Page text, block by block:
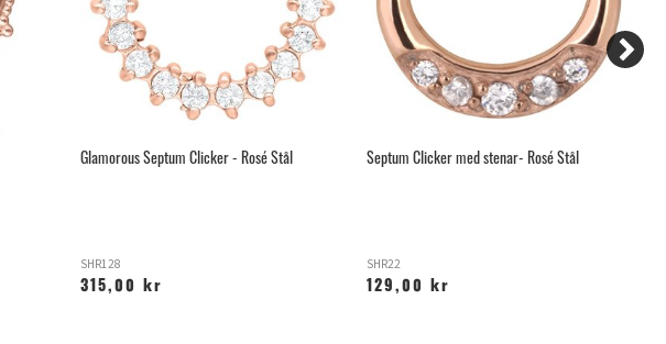
Glamorous Septum Clicker - Rosé Stål
SHR128
315,00 kr
Septum Clicker med stenar- Rosé Stål
SHR22
129,00 kr